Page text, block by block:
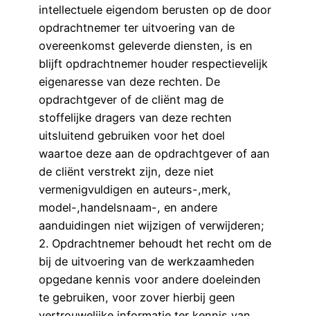
intellectuele eigendom berusten op de door
opdrachtnemer ter uitvoering van de
overeenkomst geleverde diensten, is en
blijft opdrachtnemer houder respectievelijk
eigenaresse van deze rechten. De
opdrachtgever of de cliënt mag de
stoffelijke dragers van deze rechten
uitsluitend gebruiken voor het doel
waartoe deze aan de opdrachtgever of aan
de cliënt verstrekt zijn, deze niet
vermenigvuldigen en auteurs-,merk,
model-,handelsnaam-, en andere
aanduidingen niet wijzigen of verwijderen;
2. Opdrachtnemer behoudt het recht om de
bij de uitvoering van de werkzaamheden
opgedane kennis voor andere doeleinden
te gebruiken, voor zover hierbij geen